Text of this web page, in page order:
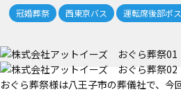
冠婚葬祭 西東京バス 運転席後部ポ
おぐら葬祭様は八王子市の葬儀社で、今